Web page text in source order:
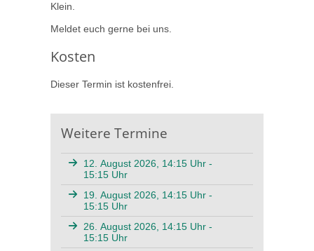
Klein.
Meldet euch gerne bei uns.
Kosten
Dieser Termin ist kostenfrei.
Weitere Termine
12. August 2026, 14:15 Uhr -
15:15 Uhr
19. August 2026, 14:15 Uhr -
15:15 Uhr
26. August 2026, 14:15 Uhr -
15:15 Uhr